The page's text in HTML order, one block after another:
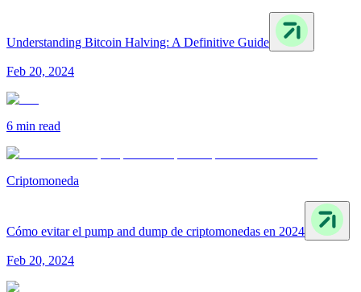
Understanding Bitcoin Halving: A Definitive Guide
Feb 20, 2024
6 min read
Criptomoneda
Cómo evitar el pump and dump de criptomonedas en 2024
Feb 20, 2024